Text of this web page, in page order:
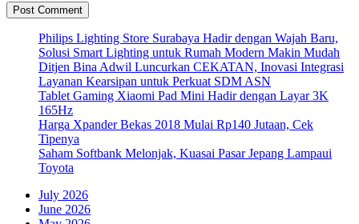
Philips Lighting Store Surabaya Hadir dengan Wajah Baru,
Solusi Smart Lighting untuk Rumah Modern Makin Mudah
Ditjen Bina Adwil Luncurkan CEKATAN, Inovasi Integrasi
Layanan Kearsipan untuk Perkuat SDM ASN
Tablet Gaming Xiaomi Pad Mini Hadir dengan Layar 3K
165Hz
Harga Xpander Bekas 2018 Mulai Rp140 Jutaan, Cek
Tipenya
Saham Softbank Melonjak, Kuasai Pasar Jepang Lampaui
Toyota
July 2026
June 2026